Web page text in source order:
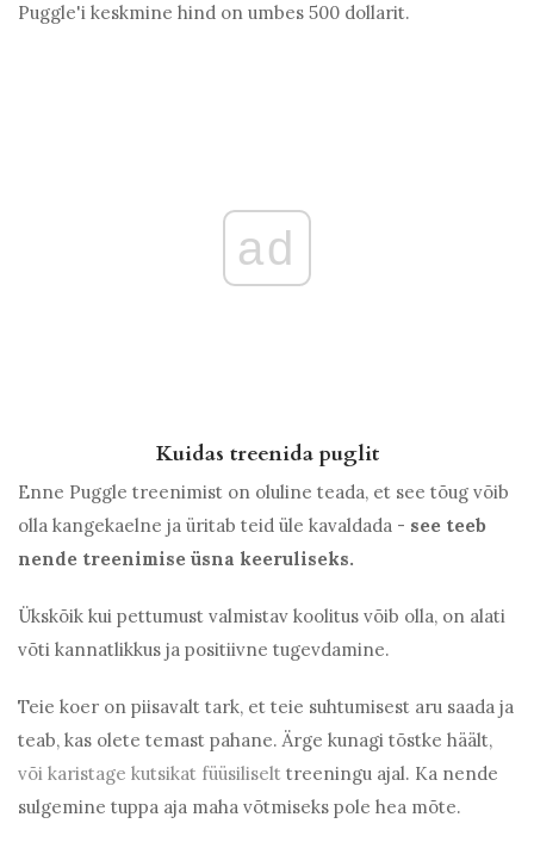
Puggle'i keskmine hind on umbes 500 dollarit.
ad
Kuidas treenida puglit
Enne Puggle treenimist on oluline teada, et see tõug võib
olla kangekaelne ja üritab teid üle kavaldada - see teeb
nende treenimise üsna keeruliseks.
Ükskõik kui pettumust valmistav koolitus võib olla, on alati
võti kannatlikkus ja positiivne tugevdamine.
Teie koer on piisavalt tark, et teie suhtumisest aru saada ja
teab, kas olete temast pahane. Ärge kunagi tõstke häält,
või karistage kutsikat füüsiliselt treeningu ajal. Ka nende
sulgemine tuppa aja maha võtmiseks pole hea mõte.